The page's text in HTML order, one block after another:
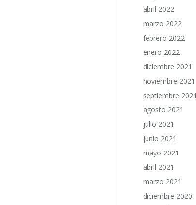
abril 2022
marzo 2022
febrero 2022
enero 2022
diciembre 2021
noviembre 2021
septiembre 2021
agosto 2021
julio 2021
junio 2021
mayo 2021
abril 2021
marzo 2021
diciembre 2020